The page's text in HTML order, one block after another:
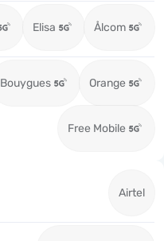
Elisa Ålcom
Bouygues Orange
Free Mobile
Airtel